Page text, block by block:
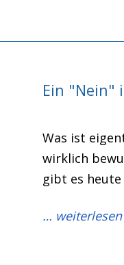
Ein "Nein"
Was ist
wirklich
gibt es
… weiterlesen